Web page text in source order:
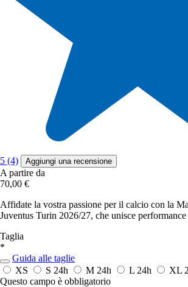
5 (4) Aggiungi una recensione
A partire da
70,00 €
Affidate la vostra passione per il calcio con la
Juventus Turin 2026/27, che unisce
Taglia
*
Guida alle taglie
XS
S 24h M 24h L 24h XL
Questo campo è obbligatorio